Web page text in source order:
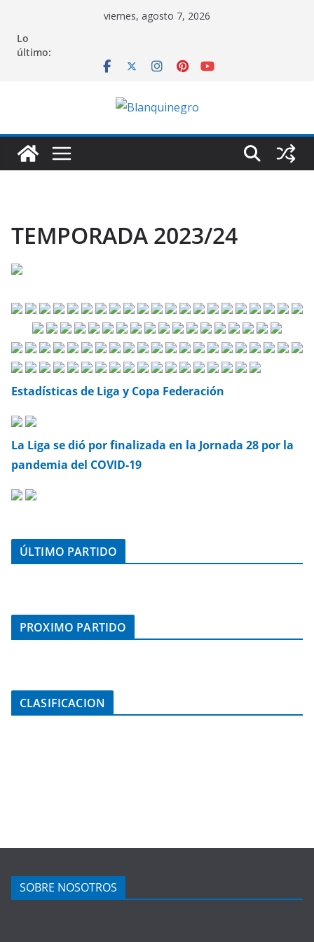
contenido
viernes, agosto 7, 2026
Lo
último:
TEMPORADA 2023/24
Estadísticas de Liga y Copa Federación
La Liga se dió por finalizada en la Jornada 28 por la
pandemia del COVID-19
ÚLTIMO PARTIDO
PROXIMO PARTIDO
CLASIFICACION
SOBRE NOSOTROS